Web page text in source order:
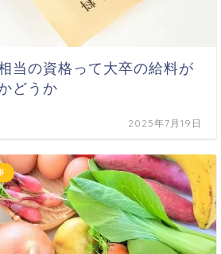
当の資格って大卒の給料が
どうか
2025年7月19日